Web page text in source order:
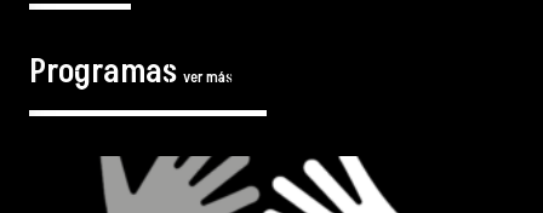
Programas ver más